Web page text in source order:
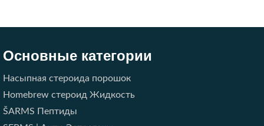
Основные категории
Насыпная стероида порошок
Homebrew стероид Жидкость
ŠARMS Пептиды